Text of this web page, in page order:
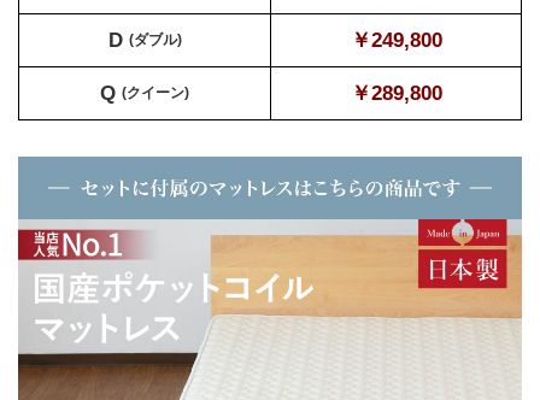
D (ダブル) ￥249,800
Q (クイーン) ￥289,800